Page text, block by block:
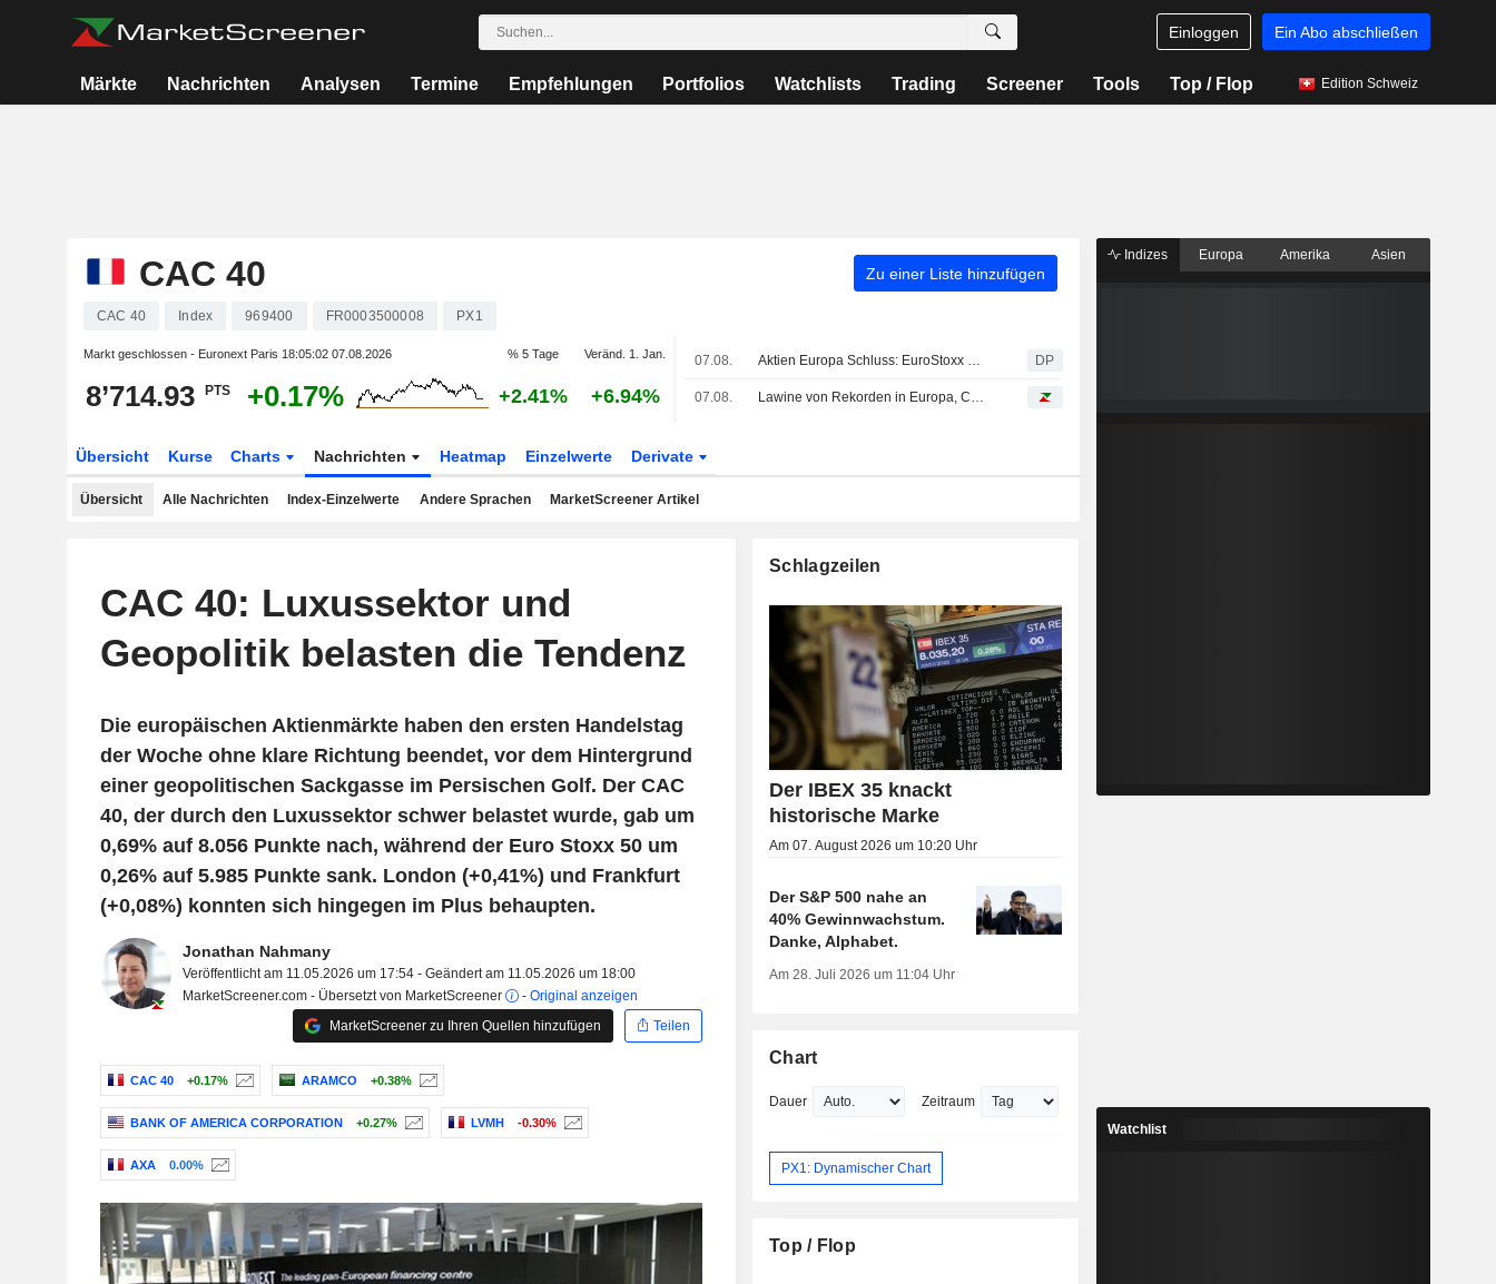
Einloggen Ein Abo abschließen
Märkte Nachrichten Analysen Termine Empfehlungen Portfolios Watchlists Trading Screener Tools Top / Flop Edition Schweiz
CAC 40 Zu einer Liste hinzufügen
CAC 40 Index 969400 FR0003500008 PX1
Markt geschlossen - Euronext Paris 18:05:02 07.08.2026 % 5 Tage Veränd. 1. Jan.
8’714.93 PTS +0.17% +2.41% +6.94%
07.08. Aktien Europa Schluss: EuroStoxx bleibt nach US-Jobdaten auf Rekordkurs DP
07.08. Lawine von Rekorden in Europa, CAC 40 auf Höchststand
Übersicht Kurse Charts Nachrichten Heatmap Einzelwerte Derivate
Übersicht Alle Nachrichten Index-Einzelwerte Andere Sprachen MarketScreener Artikel
CAC 40: Luxussektor und
Geopolitik belasten die Tendenz
Die europäischen Aktienmärkte haben den ersten Handelstag
der Woche ohne klare Richtung beendet, vor dem Hintergrund
einer geopolitischen Sackgasse im Persischen Golf. Der CAC
40, der durch den Luxussektor schwer belastet wurde, gab um
0,69% auf 8.056 Punkte nach, während der Euro Stoxx 50 um
0,26% auf 5.985 Punkte sank. London (+0,41%) und Frankfurt
(+0,08%) konnten sich hingegen im Plus behaupten.
Jonathan Nahmany
Veröffentlicht am 11.05.2026 um 17:54 - Geändert am 11.05.2026 um 18:00
MarketScreener.com - Übersetzt von MarketScreener
- Original anzeigen
MarketScreener zu Ihren Quellen hinzufügen
Teilen
CAC 40 +0.17% ARAMCO +0.38%
BANK OF AMERICA CORPORATION +0.27% LVMH -0.30%
AXA 0.00%
Schlagzeilen
Der IBEX 35 knackt
historische Marke
Am 07. August 2026 um 10:20 Uhr
Der S&P 500 nahe an
40% Gewinnwachstum.
Danke, Alphabet.
Am 28. Juli 2026 um 11:04 Uhr
Chart
Dauer Zeitraum
PX1: Dynamischer Chart
Top / Flop
Indizes Europa Amerika Asien
Watchlist